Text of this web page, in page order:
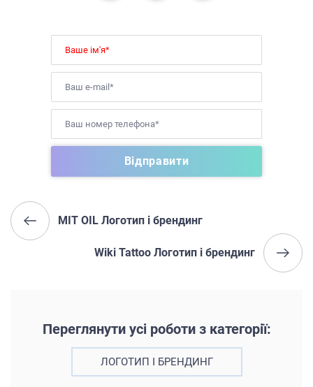
MIT OIL Логотип і брендинг
Wiki Tattoo Логотип і брендинг
Переглянути усі роботи з категорії:
ЛОГОТИП І БРЕНДИНГ